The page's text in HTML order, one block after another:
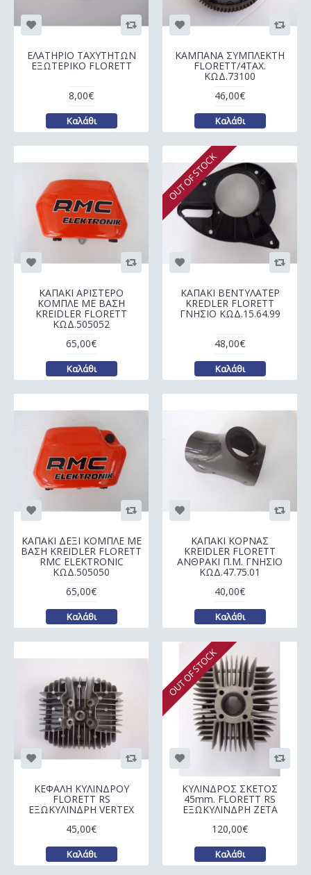
ΕΛΑΤΗΡΙΟ ΤΑΧΥΤΗΤΩΝ
ΕΞΩΤΕΡΙΚΟ FLORETT
8,00€
Καλάθι
ΚΑΜΠΑΝΑ ΣΥΜΠΛΕΚΤΗ
FLORETT/4ΤΑΧ.
ΚΩΔ.73100
46,00€
Καλάθι
ΚΑΠΑΚΙ ΑΡΙΣΤΕΡΟ
ΚΟΜΠΛΕ ΜΕ ΒΑΣΗ
KREIDLER FLORETT
ΚΩΔ.505052
65,00€
Καλάθι
OUT OF STOCK
ΚΑΠΑΚΙ ΒΕΝΤΥΛΑΤΕΡ
KREDLER FLORETT
ΓΝΗΣΙΟ ΚΩΔ.15.64.99
48,00€
Καλάθι
ΚΑΠΑΚΙ ΔΕΞΙ ΚΟΜΠΛΕ ΜΕ
ΒΑΣΗ KREIDLER FLORETT
RMC ELEKTRONIC
ΚΩΔ.505050
65,00€
Καλάθι
ΚΑΠΑΚΙ ΚΟΡΝΑΣ
KREIDLER FLORETT
ΑΝΘΡΑΚΙ Π.Μ. ΓΝΗΣΙΟ
ΚΩΔ.47.75.01
40,00€
Καλάθι
ΚΕΦΑΛΗ ΚΥΛΙΝΔΡΟΥ
FLORETT RS
ΕΞΩΚΥΛΙΝΔΡΗ VERTEX
45,00€
Καλάθι
OUT OF STOCK
ΚΥΛΙΝΔΡΟΣ ΣΚΕΤΟΣ
45mm. FLORETT RS
ΕΞΩΚΥΛΙΝΔΡΗ ZETA
120,00€
Καλάθι